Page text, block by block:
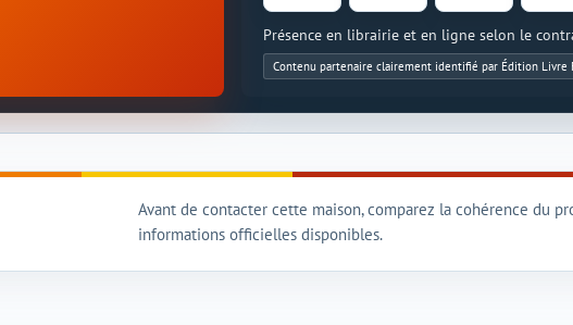
Présence en librairie et en ligne selon le
Contenu partenaire clairement identifié par Édition Livre
Avant de contacter cette maison, comparez la cohérence du
informations officielles disponibles.